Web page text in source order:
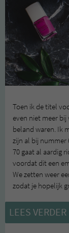
Toen ik de titel
even niet meer
beland waren. Ik
zijn al bij nummer
70 gaat al aardig
voordat dit een
We zetten weer
zodat je hopelijk
LEES VERDER